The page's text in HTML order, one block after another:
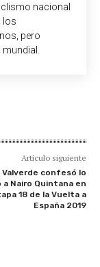
nacional
los
pero
Artículo siguiente
Valverde confesó lo
a Nairo Quintana en
18 de la Vuelta a
España 2019